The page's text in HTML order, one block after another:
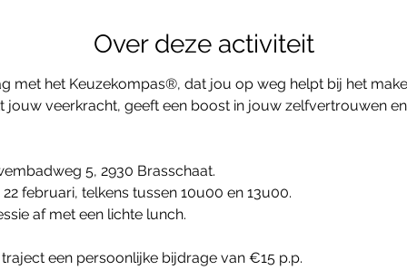
Over deze activiteit
met het Keuzekompas®, dat jou op weg helpt bij het
jouw veerkracht, geeft een boost in jouw zelfvertrouwen
5, 2930 Brasschaat.
22 februari, telkens tussen 10u00 en 13u00.
af met een lichte lunch.
een persoonlijke bijdrage van €15 p.p.